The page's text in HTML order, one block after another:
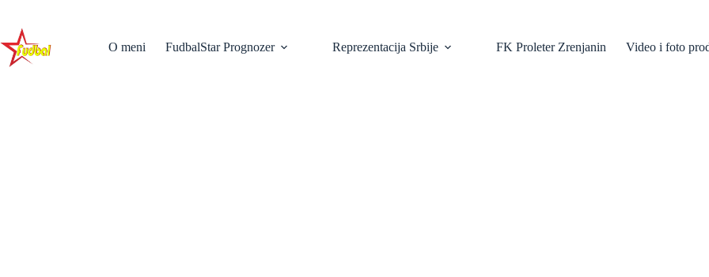
content
O meni
FudbalStar Prognozer Reprezentacija Srbije FK Proleter Zrenjanin Video i foto